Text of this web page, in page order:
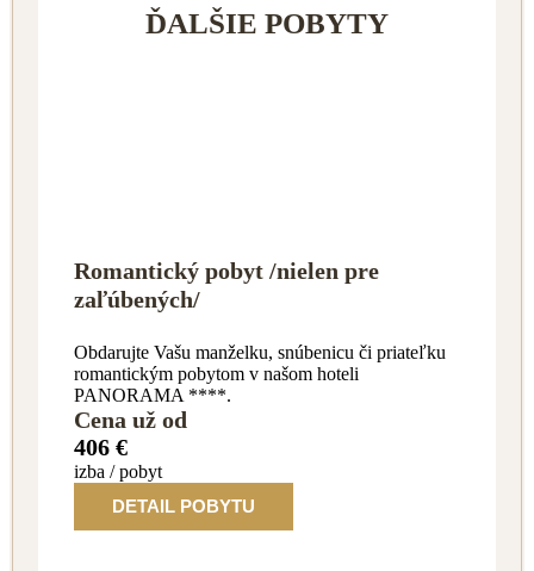
ĎALŠIE POBYTY
Romantický pobyt /nielen pre
zaľúbených/
Obdarujte Vašu manželku, snúbenicu či priateľku
romantickým pobytom v našom hoteli
PANORAMA ****.
Cena už od
406 €
izba / pobyt
DETAIL POBYTU